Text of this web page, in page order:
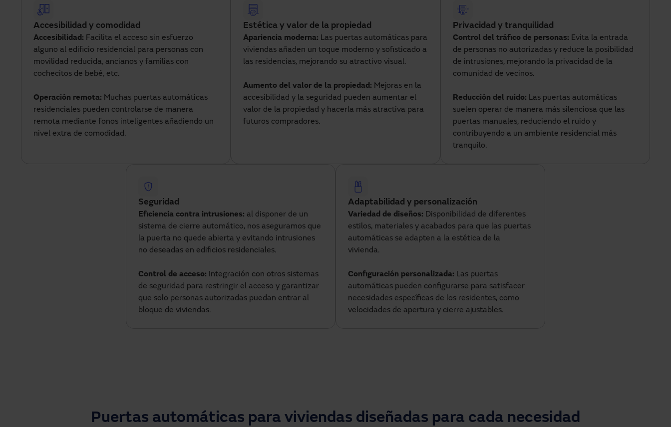
Accesibilidad y comodidad
Accesibilidad: Facilita el acceso sin esfuerzo
alguno al edificio residencial para personas con
movilidad reducida, ancianos y familias con
cochecitos de bebé, etc.
Operación remota: Muchas puertas automáticas
residenciales pueden controlarse de manera
remota mediante fonos inteligentes añadiendo un
nivel extra de comodidad.
Estética y valor de la propiedad
Apariencia moderna: Las puertas automáticas para
viviendas añaden un toque moderno y sofisticado a
las residencias, mejorando su atractivo visual.
Aumento del valor de la propiedad: Mejoras en la
accesibilidad y la seguridad pueden aumentar el
valor de la propiedad y hacerla más atractiva para
futuros compradores.
Privacidad y tranquilidad
Control del tráfico de personas: Evita la entrada
de personas no autorizadas y reduce la posibilidad
de intrusiones, mejorando la privacidad de la
comunidad de vecinos.
Reducción del ruido: Las puertas automáticas
suelen operar de manera más silenciosa que las
puertas manuales, reduciendo el ruido y
contribuyendo a un ambiente residencial más
tranquilo.
Seguridad
Eficiencia contra intrusiones: al disponer de un
sistema de cierre automático, nos aseguramos que
la puerta no quede abierta y evitando intrusiones
no deseadas en edificios residenciales.
Control de acceso: Integración con otros sistemas
de seguridad para restringir el acceso y garantizar
que solo personas autorizadas puedan entrar al
bloque de viviendas.
Adaptabilidad y personalización
Variedad de diseños: Disponibilidad de diferentes
estilos, materiales y acabados para que las puertas
automáticas se adapten a la estética de la
vivienda.
Configuración personalizada: Las puertas
automáticas pueden configurarse para satisfacer
necesidades específicas de los residentes, como
velocidades de apertura y cierre ajustables.
Puertas automáticas para viviendas diseñadas para cada necesidad